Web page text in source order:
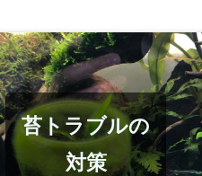
苔トラブルの
対策